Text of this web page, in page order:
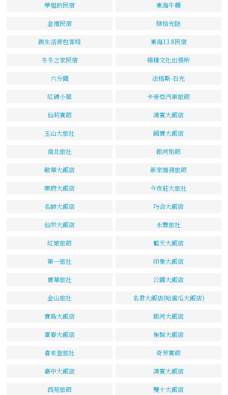
學姐的民宿 東海牛棚
金禧民宿 肆拾光陰
踢生活背包客棧 東海13.8民宿
冬冬之家民宿 梧棲文化出張所
六分園 法格斯-石光
紅磚小屋 卡帝亞汽車旅館
仙莉賓館 鴻賓大飯店
玉山大旅社 國寶大飯店
南北旅社 銀河別館
敬華大飯店 新家商務旅館
樂府大飯店 今夜莊大旅社
名帥大飯店 巧合大飯店
仙宗大飯店 永豐旅社
紅娘旅館 藍天大飯店
第一旅社 印象大飯店
寶華旅社 公園大飯店
金山旅社 名君大飯店(哈蜜瓜大飯店)
寶島大飯店 銀河大飯店
富春大飯店 集賢大飯店
喜來登旅社 奇芳賓館
嘉中大飯店 鴻賓大飯店
西苑旅館 雙十大飯店